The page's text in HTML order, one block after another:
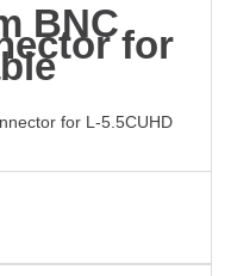
BNCfor
for L-5.5CUHD